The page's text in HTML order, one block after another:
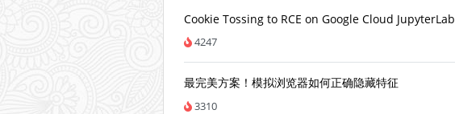
Cookie Tossing to RCE on Google Cloud JupyterLab
4247
最完美方案！模拟浏览器如何正确隐藏特征
3310